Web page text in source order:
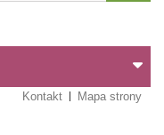
Kontakt Mapa strony